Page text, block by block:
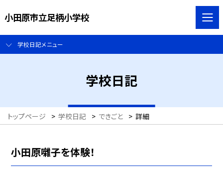
小田原市立足柄小学校
学校日記メニュー
学校日記
トップページ > 学校日記 > できごと > 詳細
小田原囃子を体験！